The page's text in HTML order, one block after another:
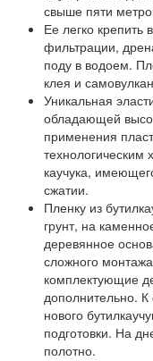
свыше пяти
Ее легко крепить
фильтрации,
поду в водоем.
клея и
Уникальная
обладающей
применения
технологическим
каучука,
сжатии.
Пленку из
грунт, на
деревянное
сложного
комплектующие
дополнительно. К
нового
подготовки. На
полотно.